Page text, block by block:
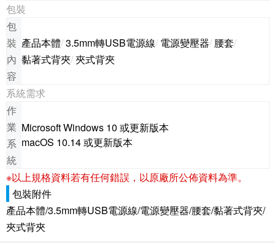
包裝
包
裝
內
容
產品本體/3.5mm轉USB電源線/ 電源變壓器/ 腰套/
黏著式背夾/夾式背夾
系統需求
作
業
系
統
Microsoft Windows 10 或更新版本
macOS 10.14 或更新版本
※以上規格資料若有任何錯誤，以原廠所公佈資料為準。
包裝附件
產品本體/3.5mm轉USB電源線/電源變壓器/腰套/黏著式背夾/
夾式背夾